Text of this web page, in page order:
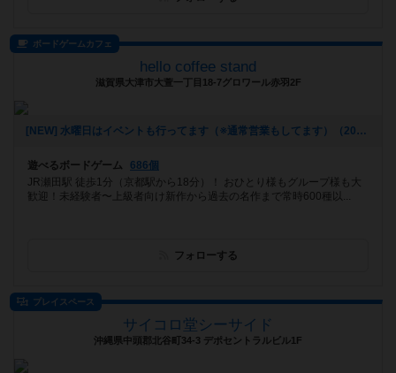
ボードゲームカフェ
hello coffee stand
滋賀県大津市大萱一丁目18-7グロワール赤羽2F
[NEW] 水曜日はイベントも行ってます（※通常営業もしてます）（2024年11月22日 16時51分）
遊べるボードゲーム
686個
JR瀬田駅 徒歩1分（京都駅から18分）！ おひとり様もグループ様も大
歓迎！未経験者〜上級者向け新作から過去の名作まで常時600種以...
フォローする
プレイスペース
サイコロ堂シーサイド
沖縄県中頭郡北谷町34-3 デポセントラルビル1F